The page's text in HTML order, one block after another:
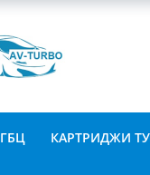
ГБЦ КАРТРИДЖИ